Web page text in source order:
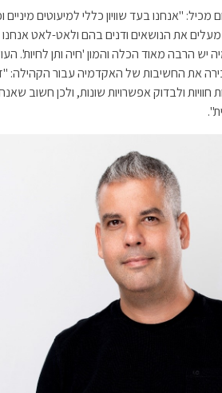
"אנחנו בעד שוויון כללי למיעוטים מיניים
את הנושאים ודנים בהם ולאט-לאט אנחנו
הרבה מאוד הכלה והמון 'חיה ותן לחיות'.
את החשיבות של האקדמיה עבור הקהילה:
חוויות ולבדוק אפשרויות שונות, ולכן חשוב